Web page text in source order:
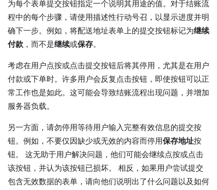
为每个表单提交按钮指定一个说明其用途的值。对于结账流
程中的每个步骤，请使用描述性行动号召，以显示进度并明
确下一步。例如，将配送地址表单上的提交按钮标记为继续
付款，而不是继续或保存。
考虑在用户点按或点击提交按钮后将其停用，尤其是在用户
付款或下单时。许多用户会反复点击按钮，即使按钮可以正
常工作也是如此。这可能会导致结账流程出现问题，并增加
服务器负载。
另一方面，请勿停用等待用户输入完整有效信息的提交按
钮。例如，不要仅因缺少或无效的内容而停用保存地址按
钮。 这无助于用户解决问题，他们可能会继续点按或点击
该按钮，并认为该按钮已损坏。 相反，如果用户尝试提交
包含无效数据的表单，请向他们说明出了什么问题以及如何